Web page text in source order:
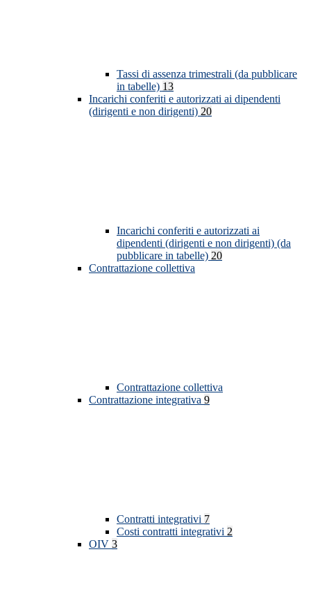
Tassi di assenza trimestrali (da pubblicare
in tabelle) 13
Incarichi conferiti e autorizzati ai dipendenti
(dirigenti e non dirigenti) 20
Incarichi conferiti e autorizzati ai
dipendenti (dirigenti e non dirigenti) (da
pubblicare in tabelle) 20
Contrattazione collettiva
Contrattazione collettiva
Contrattazione integrativa 9
Contratti integrativi 7
Costi contratti integrativi 2
OIV 3